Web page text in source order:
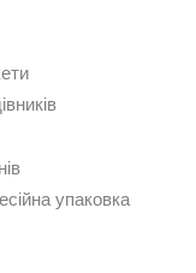
упаковка